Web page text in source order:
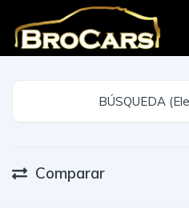
Comparar